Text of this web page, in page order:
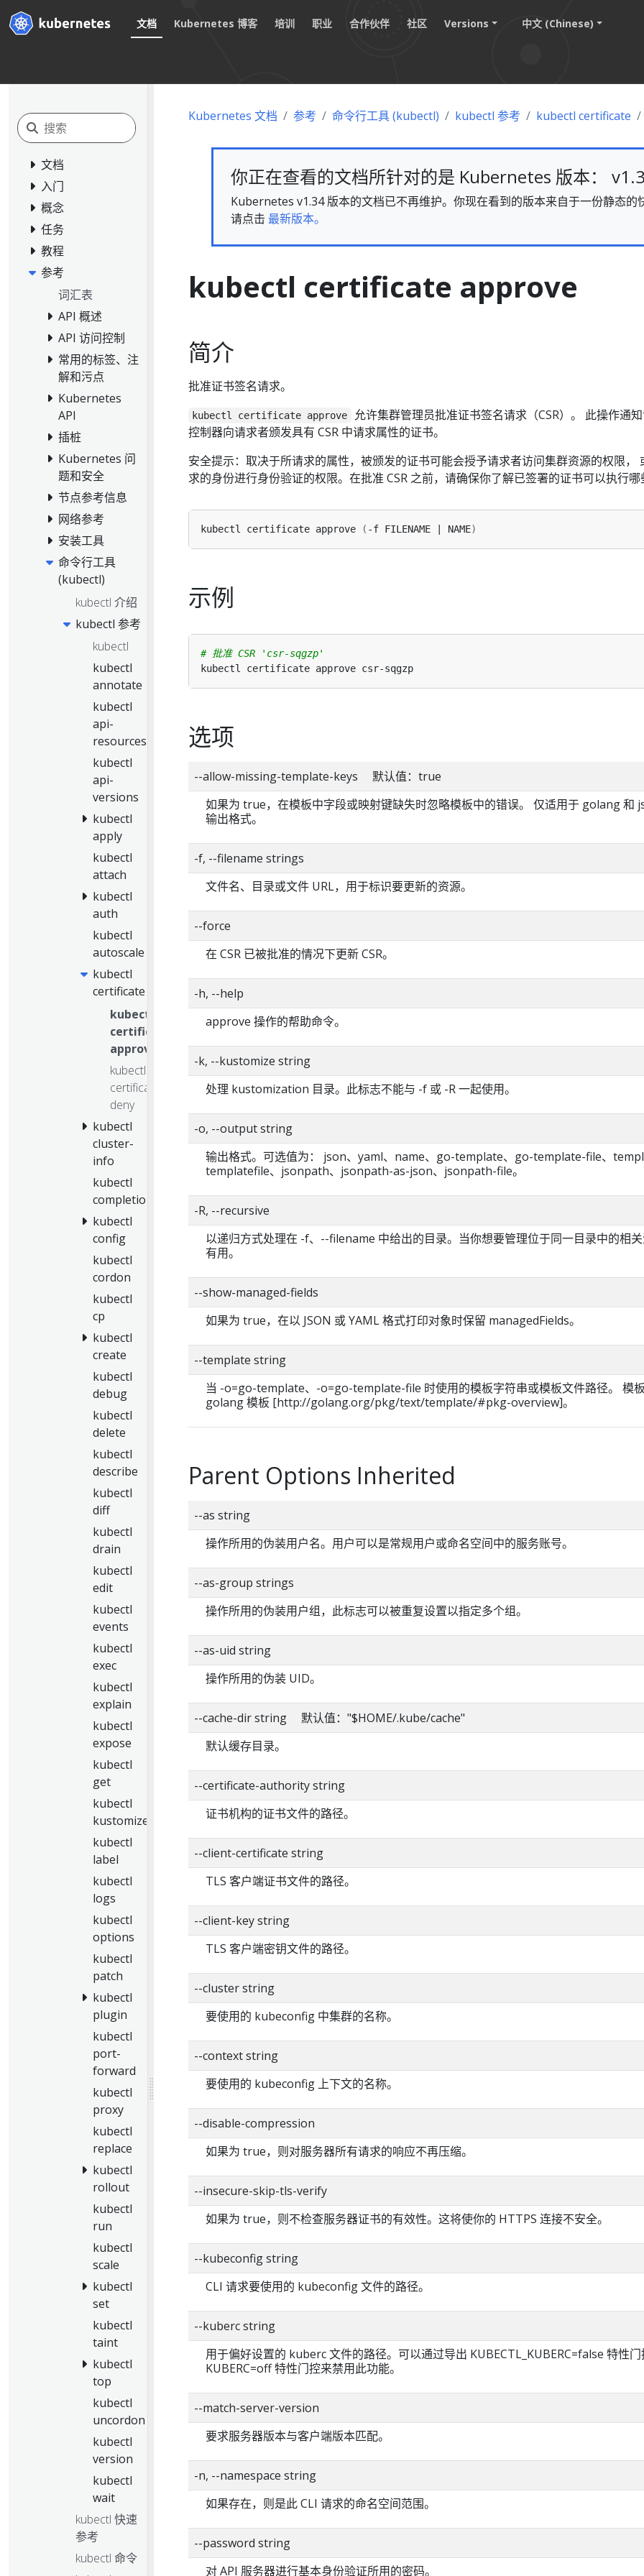
文档 Kubernetes 博客 培训 职业 合作伙伴 社区 Versions 中文 (Chinese)
文档
入门
概念
任务
教程
参考
词汇表
API 概述
API 访问控制
常用的标签、注
解和污点
Kubernetes
API
插桩
Kubernetes 问
题和安全
节点参考信息
网络参考
安装工具
命令行工具
(kubectl)
kubectl 介绍
kubectl 参考
kubectl
kubectl
annotate
kubectl
api-
resources
kubectl
api-
versions
kubectl
apply
kubectl
attach
kubectl
auth
kubectl
autoscale
kubectl
certificate
kubectl
certificate
approve
kubectl
certificate
deny
kubectl
cluster-
info
kubectl
completion
kubectl
config
kubectl
cordon
kubectl
cp
kubectl
create
kubectl
debug
kubectl
delete
kubectl
describe
kubectl
diff
kubectl
drain
kubectl
edit
kubectl
events
kubectl
exec
kubectl
explain
kubectl
expose
kubectl
get
kubectl
kustomize
kubectl
label
kubectl
logs
kubectl
options
kubectl
patch
kubectl
plugin
kubectl
port-
forward
kubectl
proxy
kubectl
replace
kubectl
rollout
kubectl
run
kubectl
scale
kubectl
set
kubectl
taint
kubectl
top
kubectl
uncordon
kubectl
version
kubectl
wait
kubectl 快速
参考
kubectl 命令
Kubernetes 文档 参考 命令行工具 (kubectl) kubectl 参考 kubectl certificate
你正在查看的文档所针对的是 Kubernetes 版本：
Kubernetes v1.34 版本的文档已不再维护。你现在看到的版本来自于一份静态的
请点击 最新版本。
kubectl certificate approve
简介
批准证书签名请求。
kubectl certificate approve
允许集群管理员批准证书签名请求（CSR）。 此操作通
控制器向请求者颁发具有 CSR 中请求属性的证书。
安全提示：取决于所请求的属性，被颁发的证书可能会授予请求者访问集群资源的权限，
求的身份进行身份验证的权限。在批准 CSR 之前，请确保你了解已签署的证书可以执行哪
kubectl certificate approve ( -f FILENAME | NAME)
示例
# 批准 CSR 'csr-sqgzp'
选项
--allow-missing-template-keys 默认值：true
如果为 true，在模板中字段或映射键缺失时忽略模板中的错误。 仅适用于 golang 和
输出格式。
-f, --filename strings
文件名、目录或文件 URL，用于标识要更新的资源。
--force
在 CSR 已被批准的情况下更新 CSR。
-h, --help
approve 操作的帮助命令。
-k, --kustomize string
处理 kustomization 目录。此标志不能与 -f 或 -R 一起使用。
-o, --output string
输出格式。可选值为： json、yaml、name、go-template、go-template-file、
templatefile、jsonpath、jsonpath-as-json、jsonpath-file。
-R, --recursive
以递归方式处理在 -f、--filename 中给出的目录。当你想要管理位于同一目录中的相
有用。
--show-managed-fields
如果为 true，在以 JSON 或 YAML 格式打印对象时保留 managedFields。
--template string
当 -o=go-template、-o=go-template-file 时使用的模板字符串或模板文件路径。 模
golang 模板 [http://golang.org/pkg/text/template/#pkg-overview]。
Parent Options Inherited
--as string
操作所用的伪装用户名。用户可以是常规用户或命名空间中的服务账号。
--as-group strings
操作所用的伪装用户组，此标志可以被重复设置以指定多个组。
--as-uid string
操作所用的伪装 UID。
--cache-dir string 默认值："$HOME/.kube/cache"
默认缓存目录。
--certificate-authority string
证书机构的证书文件的路径。
--client-certificate string
TLS 客户端证书文件的路径。
--client-key string
TLS 客户端密钥文件的路径。
--cluster string
要使用的 kubeconfig 中集群的名称。
--context string
要使用的 kubeconfig 上下文的名称。
--disable-compression
如果为 true，则对服务器所有请求的响应不再压缩。
--insecure-skip-tls-verify
如果为 true，则不检查服务器证书的有效性。这将使你的 HTTPS 连接不安全。
--kubeconfig string
CLI 请求要使用的 kubeconfig 文件的路径。
--kuberc string
用于偏好设置的 kuberc 文件的路径。可以通过导出 KUBECTL_KUBERC=false 特性
KUBERC=off 特性门控来禁用此功能。
--match-server-version
要求服务器版本与客户端版本匹配。
-n, --namespace string
如果存在，则是此 CLI 请求的命名空间范围。
--password string
对 API 服务器进行基本身份验证所用的密码。